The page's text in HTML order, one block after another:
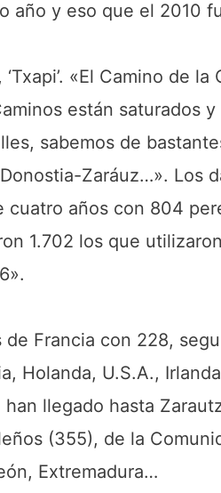
año y eso que el 2010
«El Camino de la
están saturados
sabemos de
Zaráuz…». Los
cuatro años con 804
1.702 los que
Francia con 228,
Holanda, U.S.A.,
llegado hasta
(355), de la
Extremadura…